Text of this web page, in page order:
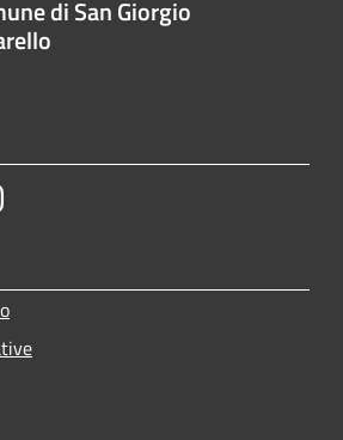
di San Giorgio
Instagram